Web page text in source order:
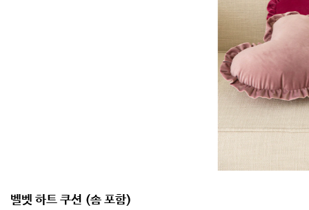
벨벳 하트 쿠션 (솜 포함)